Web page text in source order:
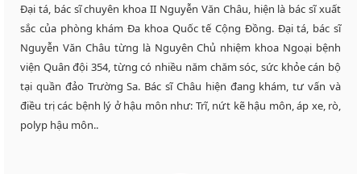
Đại tá, bác sĩ chuyên khoa II Nguyễn Văn Châu, hiện là bác sĩ xuất
sắc của phòng khám Đa khoa Quốc tế Cộng Đồng. Đại tá, bác sĩ
Nguyễn Văn Châu từng là Nguyên Chủ nhiệm khoa Ngoại bệnh
viện Quân đội 354, từng có nhiều năm chăm sóc, sức khỏe cán bộ
tại quần đảo Trường Sa. Bác sĩ Châu hiện đang khám, tư vấn và
điều trị các bệnh lý ở hậu môn như: Trĩ, nứt kẽ hậu môn, áp xe, rò,
polyp hậu môn..